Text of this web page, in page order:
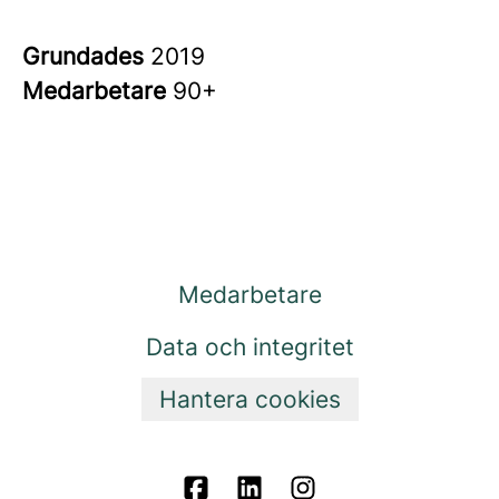
Grundades 2019
Medarbetare 90+
Medarbetare
Data och integritet
Hantera cookies